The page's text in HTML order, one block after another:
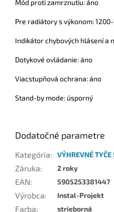
Mód proti zamrznutiu: áno
Pre radiátory s výkonom:
Indikátor chybových hlásení a
Dotykové ovládanie: áno
Viacstupňová ochrana: áno
Stand-by mode: úsporný
Dodatočné parametre
Kategória: VÝHREVNÉ
Záruka: 2 roky
EAN: 5905253381447
Výrobca: Instal-Projekt
Farba: strieborná